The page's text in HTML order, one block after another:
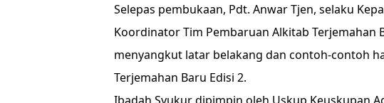
Selepas pembukaan, Pdt. Anwar Tjen, selaku
Koordinator Tim Pembaruan Alkitab Terjemahan
menyangkut latar belakang dan contoh-contoh
Terjemahan Baru Edisi 2.